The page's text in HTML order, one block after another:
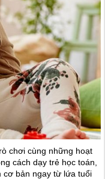
chơi cùng những hoạt
cách dạy trẻ học toán,
cơ bản ngay từ lứa tuổi